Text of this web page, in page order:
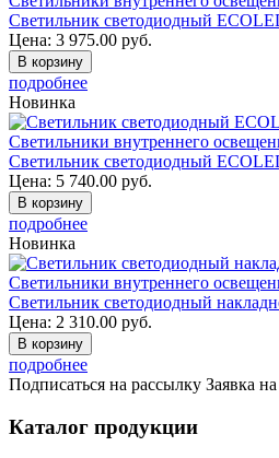
Светильник светодиодный
Цена: 3 975.00 руб.
В корзину
подробнее
Новинка
Светильники внутреннего
Светильник светодиодный
Цена: 5 740.00 руб.
В корзину
подробнее
Новинка
Светильники внутреннего
Светильник светодиодный
Цена: 2 310.00 руб.
В корзину
подробнее
Подписаться на рассылку Заявка
Каталог продукции